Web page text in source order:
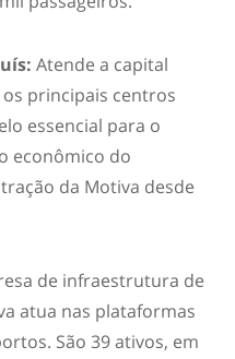
Atende a capital
principais centros
essencial para o
econômico do
da Motiva desde
de infraestrutura de
atua nas plataformas
São 39 ativos, em